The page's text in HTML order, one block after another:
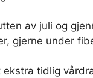
av juli og
gjerne under
tidlig